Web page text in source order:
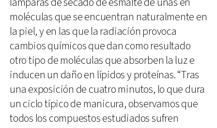
moléculas que se encuentran naturalmente en
la piel, y en las que la radiación provoca
cambios químicos que dan como resultado
otro tipo de moléculas que absorben la luz e
inducen un daño en lípidos y proteínas. “Tras
una exposición de cuatro minutos, lo que dura
un ciclo típico de manicura, observamos que
todos los compuestos estudiados sufren